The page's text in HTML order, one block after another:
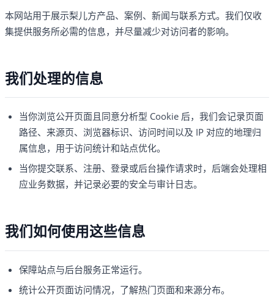
本网站用于展示梨儿方产品、案例、新闻与联系方式。我们仅收
集提供服务所必需的信息，并尽量减少对访问者的影响。
我们处理的信息
当你浏览公开页面且同意分析型 Cookie 后，我们会记录页面
路径、来源页、浏览器标识、访问时间以及 IP 对应的地理归
属信息，用于访问统计和站点优化。
当你提交联系、注册、登录或后台操作请求时，后端会处理相
应业务数据，并记录必要的安全与审计日志。
我们如何使用这些信息
保障站点与后台服务正常运行。
统计公开页面访问情况，了解热门页面和来源分布。